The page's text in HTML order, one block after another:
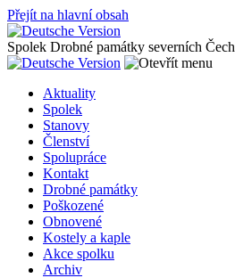
Přejít na hlavní obsah
Spolek Drobné památky severních Čech
Aktuality
Spolek
Stanovy
Členství
Spolupráce
Kontakt
Drobné památky
Poškozené
Obnovené
Kostely a kaple
Akce spolku
Archiv